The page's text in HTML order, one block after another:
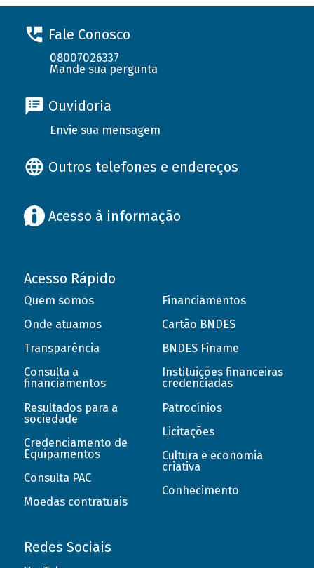
Fale Conosco
08007026337
Mande sua pergunta
Ouvidoria
Envie sua mensagem
Outros telefones e endereços
Acesso à informação
Acesso Rápido
Quem somos
Onde atuamos
Transparência
Consulta a
financiamentos
Resultados para a
sociedade
Credenciamento de
Equipamentos
Consulta PAC
Moedas contratuais
Financiamentos
Cartão BNDES
BNDES Finame
Instituições financeiras
credenciadas
Patrocínios
Licitações
Cultura e economia
criativa
Conhecimento
Redes Sociais